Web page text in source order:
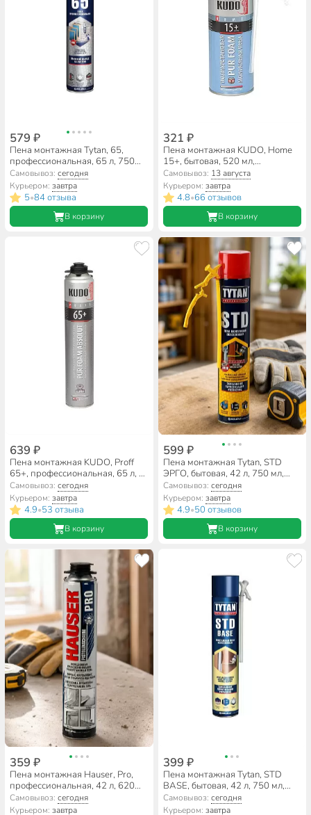
579 ₽
Пена монтажная Tytan, 65,
профессиональная, 65 л, 750
мл, летняя, 16951
Самовывоз:сегодня
Курьером:завтра
5•84 отзыва
В корзину
321 ₽
Пена монтажная KUDO, Home
15+, бытовая, 520 мл,
всесезонная, KUPH05U15+
Самовывоз: 13 августа
Курьером: завтра
4.8•66 отзывов
В корзину
639 ₽
Пена монтажная KUDO, Proff
65+, профессиональная, 65 л, 1
л, летняя, KUPP10S65+
Самовывоз:сегодня
Курьером:завтра
4.9•53 отзыва
В корзину
599 ₽
Пена монтажная Tytan, STD
ЭРГО, бытовая, 42 л, 750 мл,
всесезонная, 16401
Самовывоз: сегодня
Курьером: завтра
4.9•50 отзывов
В корзину
359 ₽
Пена монтажная Hauser, Pro,
профессиональная, 42 л, 620
мл, всесезонная, 11082
Самовывоз:сегодня
Курьером:завтра
399 ₽
Пена монтажная Tytan, STD
BASE, бытовая, 42 л, 750 мл,
всесезонная, 15874
Самовывоз: сегодня
Курьером: завтра